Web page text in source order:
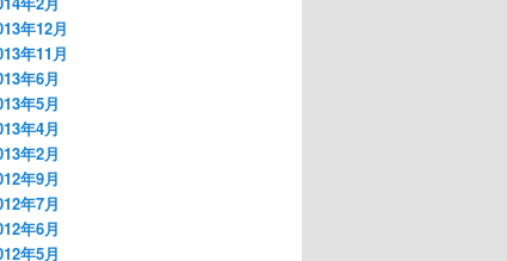
年12月
年11月
年6月
年5月
年4月
年2月
年9月
年7月
年6月
年5月